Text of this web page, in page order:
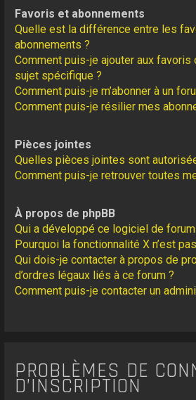
Favoris et abonnements
Quelle est la différence entre les
abonnements ?
Comment puis-je ajouter aux favoris
sujet spécifique ?
Comment puis-je m’abonner à un
Comment puis-je résilier mes
Pièces jointes
Quelles pièces jointes sont
Comment puis-je retrouver toutes
À propos de phpBB
Qui a développé ce logiciel de
Pourquoi la fonctionnalité X n’est
Qui dois-je contacter à propos de
d’ordres légaux liés à ce forum ?
Comment puis-je contacter un
PROBLÈMES DE
D’INSCRIPTION